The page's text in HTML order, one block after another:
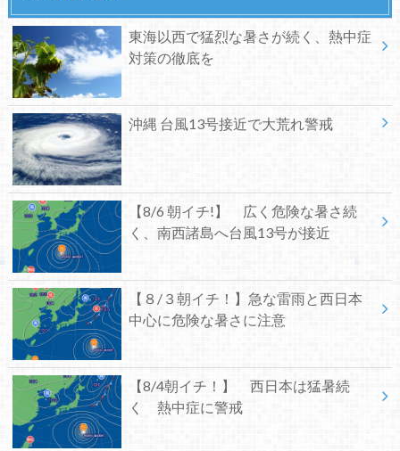
東海以西で猛烈な暑さが続く、熱中症
対策の徹底を
沖縄 台風13号接近で大荒れ警戒
【8/6 朝イチ!】 広く危険な暑さ続
く、南西諸島へ台風13号が接近
【８/３朝イチ！】急な雷雨と西日本
中心に危険な暑さに注意
【8/4朝イチ！】 西日本は猛暑続
く 熱中症に警戒